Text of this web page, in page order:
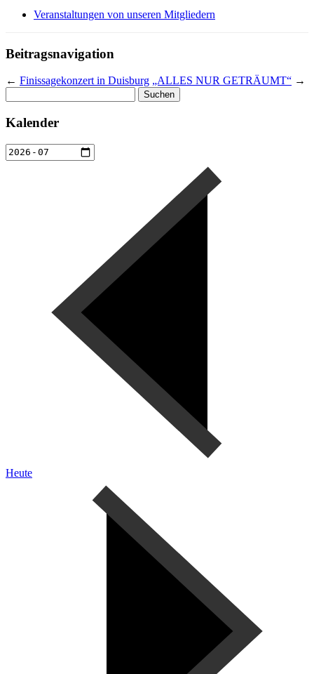
Veranstaltungen von unseren Mitgliedern
Beitragsnavigation
← Finissagekonzert in Duisburg „ALLES NUR GETRÄUMT“ →
nach:
Kalender
Heute